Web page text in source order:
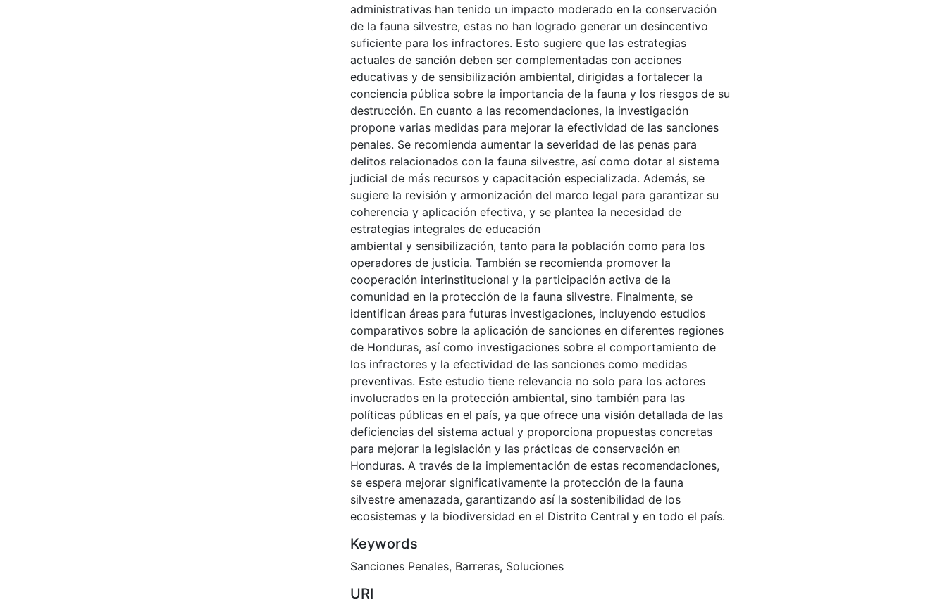
administrativas han tenido un impacto moderado en la conservación
de la fauna silvestre, estas no han logrado generar un desincentivo
suficiente para los infractores. Esto sugiere que las estrategias
actuales de sanción deben ser complementadas con acciones
educativas y de sensibilización ambiental, dirigidas a fortalecer la
conciencia pública sobre la importancia de la fauna y los riesgos de su
destrucción. En cuanto a las recomendaciones, la investigación
propone varias medidas para mejorar la efectividad de las sanciones
penales. Se recomienda aumentar la severidad de las penas para
delitos relacionados con la fauna silvestre, así como dotar al sistema
judicial de más recursos y capacitación especializada. Además, se
sugiere la revisión y armonización del marco legal para garantizar su
coherencia y aplicación efectiva, y se plantea la necesidad de
estrategias integrales de educación
ambiental y sensibilización, tanto para la población como para los
operadores de justicia. También se recomienda promover la
cooperación interinstitucional y la participación activa de la
comunidad en la protección de la fauna silvestre. Finalmente, se
identifican áreas para futuras investigaciones, incluyendo estudios
comparativos sobre la aplicación de sanciones en diferentes regiones
de Honduras, así como investigaciones sobre el comportamiento de
los infractores y la efectividad de las sanciones como medidas
preventivas. Este estudio tiene relevancia no solo para los actores
involucrados en la protección ambiental, sino también para las
políticas públicas en el país, ya que ofrece una visión detallada de las
deficiencias del sistema actual y proporciona propuestas concretas
para mejorar la legislación y las prácticas de conservación en
Honduras. A través de la implementación de estas recomendaciones,
se espera mejorar significativamente la protección de la fauna
silvestre amenazada, garantizando así la sostenibilidad de los
ecosistemas y la biodiversidad en el Distrito Central y en todo el país.
Keywords
Sanciones Penales, Barreras, Soluciones
URI